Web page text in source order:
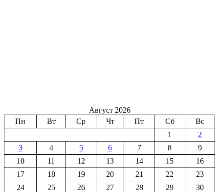
Август 2026
Пн
Вт Ср Чт Пт Сб
Вс
1
2
3
4 5 6 7 8
9
10
11 12 13 14 15
16
17
18 19 20 21 22
23
24
25 26 27 28 29
30